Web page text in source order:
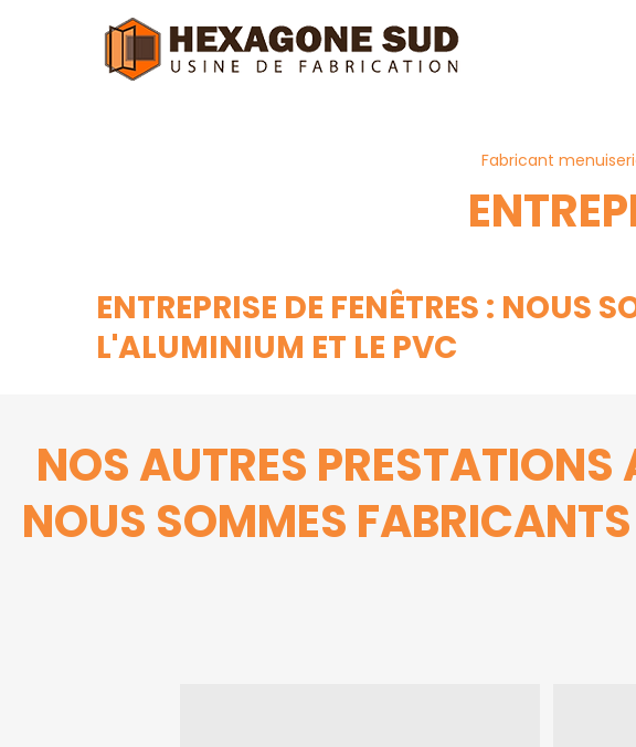
Fabricant
ENTREPRISE DE FENÊTRES : NOUS
L'ALUMINIUM ET LE PVC
NOS AUTRES PRESTATIONS
NOUS SOMMES